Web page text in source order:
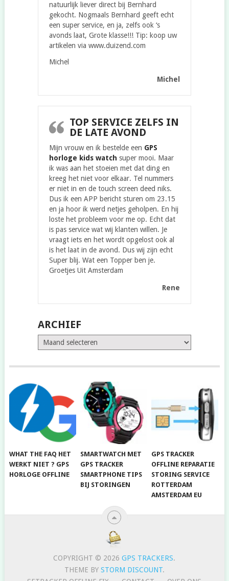
natuurlijk liever direct bij Bernhard
gekocht. Nogmaals Bernhard geeft echt
een super service, en ja, zelfs ook ‘s
avonds laat, Grote klasse!!! Tip: koop uw
artikelen via www.duizend.com
Michel
Michel
TOP SERVICE ZELFS IN
DE LATE AVOND
Mijn vrouw en ik bestelde een GPS
horloge kids watch super mooi. Maar
ik was aan het stoeien met dat ding en
kreeg het niet voor elkaar. Tel nummers
er niet in en de touch screen deed niks.
Dus ik een APP bericht sturen om 23.15
en ja hoor ik werd netjes geholpen. En hij
loste het probleem voor me op. Echt dat
is pas service wat wij klanten willen. Je
vraagt iets en het wordt opgelost ook al
is het laat in de avond. Dus wij zijn echt
Super blij. Wat een Topper ben je.
Groetjes Uit Amsterdam
Rene
ARCHIEF
Archief
WHAT THE FAQ HET
WERKT NIET ? GPS
HORLOGE OFFLINE
SMARTWATCH MET
GPS TRACKER
SMARTPHONE TIPS
BIJ STORINGEN
GPS TRACKER
OFFLINE REPARATIE
STORING SERVICE
ROTTERDAM
AMSTERDAM EU
COPYRIGHT © 2026GPS TRACKERS.
THEME BY STORM DISCOUNT.